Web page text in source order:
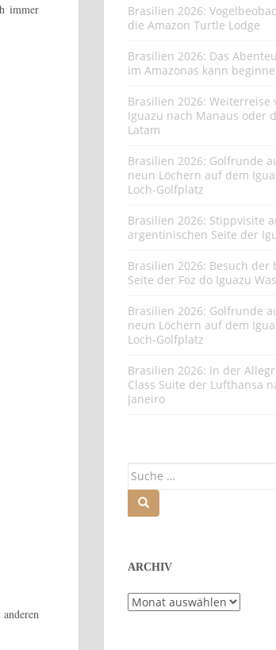
immer
Brasilien 2026:
die Amazon Turtle Lodge
Brasilien 2026: Das
im Amazonas kann
Brasilien 2026: Weiterreise
Iguazu nach Manaus oder
Latam
Brasilien 2026: Golfrunde
neun Löchern auf dem
Loch-Golfplatz
Brasilien 2026: Stippvisite
argentinischen Seite der
Brasilien 2026: Besuch der
Seite der Foz do Iguazu
Brasilien 2026: Golfrunde
neun Löchern auf dem
Loch-Golfplatz
Brasilien 2026: In der
Class Suite der Lufthansa
Janeiro
ARCHIV
Archiv